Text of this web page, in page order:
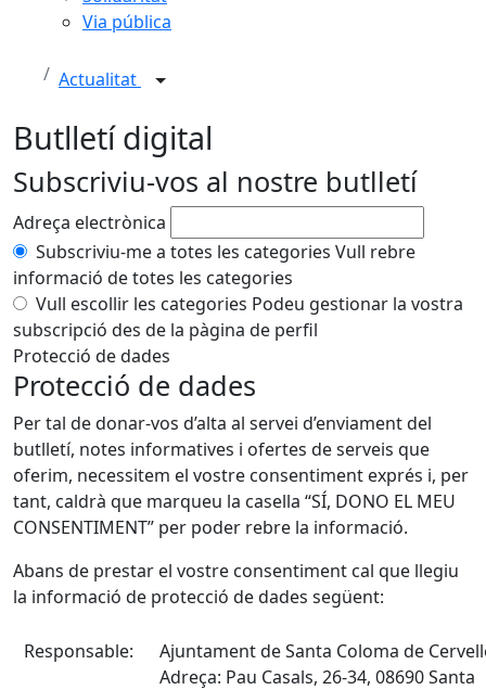
Via pública
Actualitat
Butlletí digital
Subscriviu-vos al nostre butlletí
Adreça electrònica
Subscriviu-me a totes les categories Vull rebre
informació de totes les categories
Vull escollir les categories Podeu gestionar la vostra
subscripció des de la pàgina de perfil
Protecció de dades
Protecció de dades
Per tal de donar-vos d’alta al servei d’enviament del
butlletí, notes informatives i ofertes de serveis que
oferim, necessitem el vostre consentiment exprés i, per
tant, caldrà que marqueu la casella “SÍ, DONO EL MEU
CONSENTIMENT” per poder rebre la informació.
Abans de prestar el vostre consentiment cal que llegiu
la informació de protecció de dades següent:
Responsable:
Ajuntament de Santa Coloma de
Adreça: Pau Casals, 26-34, 08690 Santa